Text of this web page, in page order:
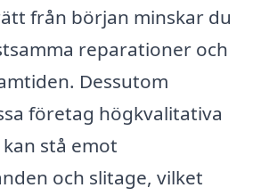
från början minskar du
reparationer och
Dessutom
företag högkvalitativa
stå emot
och slitage, vilket